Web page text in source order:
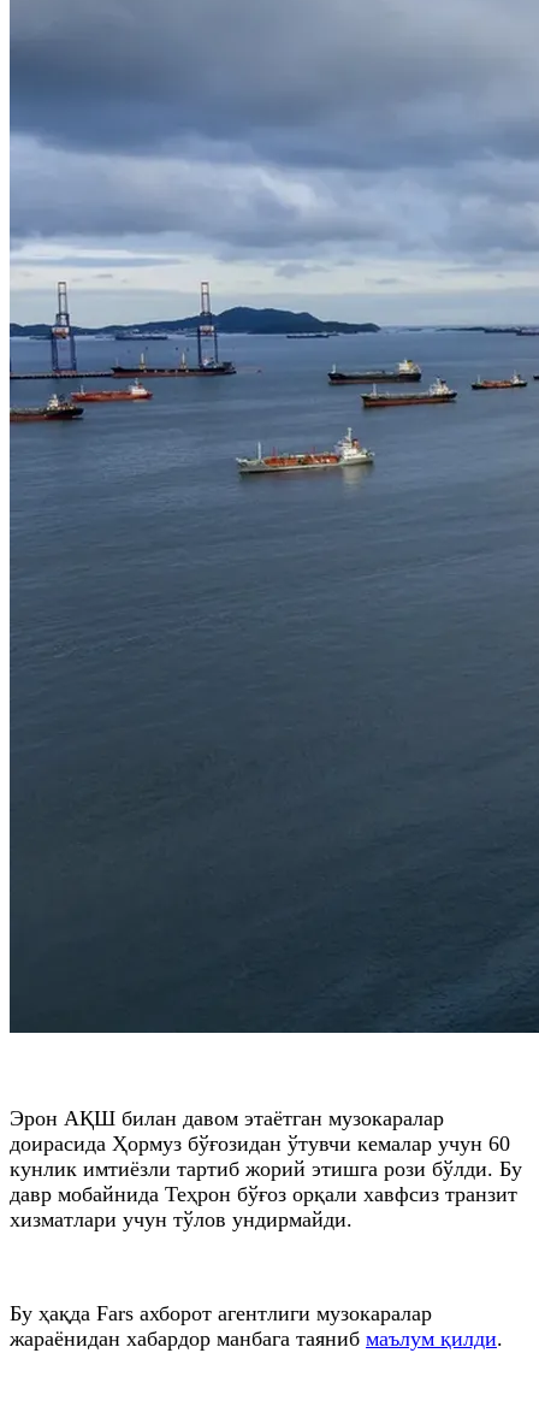
Эрон АҚШ билан давом этаётган музокаралар
доирасида Ҳормуз бўғозидан ўтувчи кемалар учун 60
кунлик имтиёзли тартиб жорий этишга рози бўлди. Бу
давр мобайнида Теҳрон бўғоз орқали хавфсиз транзит
хизматлари учун тўлов ундирмайди.
Бу ҳақда Fars ахборот агентлиги музокаралар
жараёнидан хабардор манбага таяниб маълум қилди.